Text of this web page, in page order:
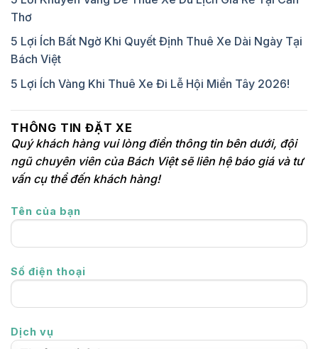
Thơ
5 Lợi Ích Bất Ngờ Khi Quyết Định Thuê Xe Dài Ngày Tại
Bách Việt
5 Lợi Ích Vàng Khi Thuê Xe Đi Lễ Hội Miền Tây 2026!
THÔNG TIN ĐẶT XE
Quý khách hàng vui lòng điền thông tin bên dưới, đội
ngũ chuyên viên của Bách Việt sẽ liên hệ báo giá và tư
vấn cụ thể đến khách hàng!
Tên của bạn
Số điện thoại
Dịch vụ